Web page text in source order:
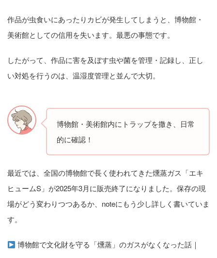
作品が虫食いにあったりカビが発生してしまうと、博物館・
美術館としての信用を失います。最悪の事態です。
したがって、作品に害を及ぼす虫や菌を管理・記録し、正し
い対処を行うのは、温湿度管理と並んで大切。
博物館・美術館内にトラップを撒き、日常
的に確認！
最近では、全国の博物館で長く使われてきた燻蒸ガス「エキ
ヒュームS」が2025年3月に販売終了になりました。保存の現
場がどう変わりつつあるか、noteにもう少し詳しく書いていま
す。
博物館で文化財を守る「燻蒸」のガスがなくなった話｜